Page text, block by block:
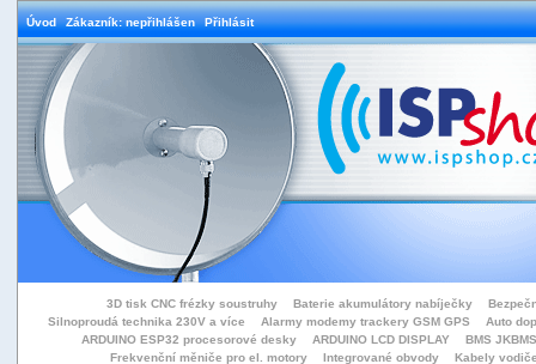
Úvod Zákazník: nepřihlášen Přihlásit
3D tisk CNC frézky soustruhy Baterie akumulátory nabíječky
Silnoproudá technika 230V a více
Alarmy modemy trackery GSM GPS
Auto
ARDUINO ESP32 procesorové desky
ARDUINO LCD DISPLAY
BMS
Frekvenční měniče pro el. motory
Integrované obvody
Kabely